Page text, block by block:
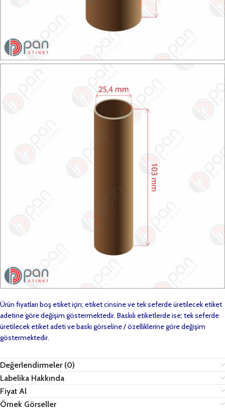
Ürün fiyatları boş etiket için; etiket cinsine ve tek seferde üretilecek etiket
adetine göre değişim göstermektedir. Baskılı etiketlerde ise; tek seferde
üretilecek etiket adeti ve baskı görseline / özelliklerine göre değişim
göstermektedir.
Değerlendirmeler (0)
Labelika Hakkında
Fiyat Al
Örnek Görseller